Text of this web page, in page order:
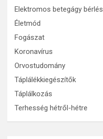
Elektromos betegágy bérlés
Életmód
Fogászat
Koronavírus
Orvostudomány
Táplálékkiegészítők
Táplálkozás
Terhesség hétről-hétre